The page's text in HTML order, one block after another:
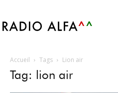
Accueil Tags Lion air
Tag: lion air